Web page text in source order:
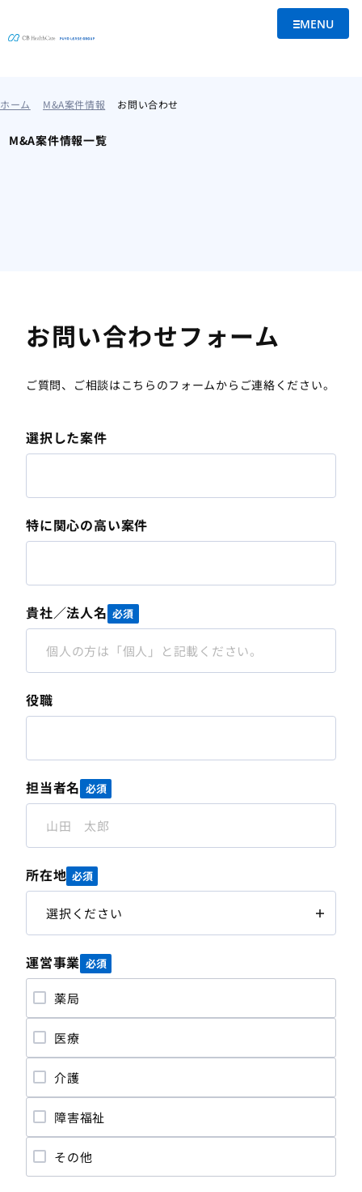
メニュー
MENU
ホーム M&A案件情報 お問い合わせ
M&A案件情報一覧
お問い合わせフォーム
ご質問、ご相談はこちらのフォームからご連絡ください。
選択した案件
特に関心の高い案件
貴社／法人名 必須
役職
担当者名 必須
所在地 必須
運営事業 必須
薬局
医療
介護
障害福祉
その他